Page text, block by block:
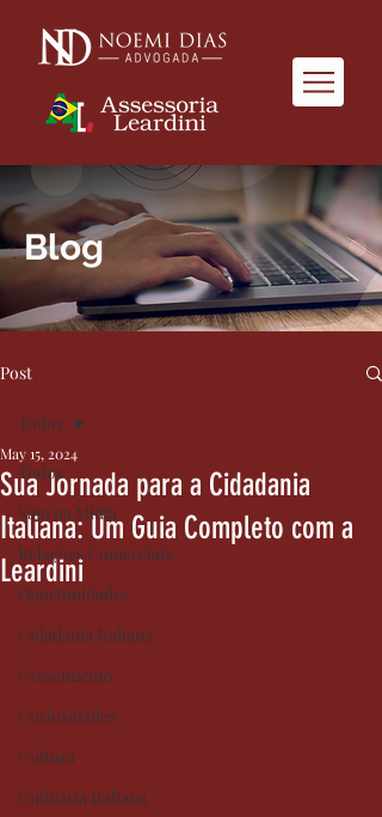
Blog
Post
Todos
Saiu na Mídia
Relações Comerciais
Oportunidades
Cidadania Italiana
Crescimento
Curiosidades
Cultura
Culinária Italiana
Todos
Sua Jornada para a Cidadania
Italiana: Um Guia Completo com a
Leardini
May 15, 2024